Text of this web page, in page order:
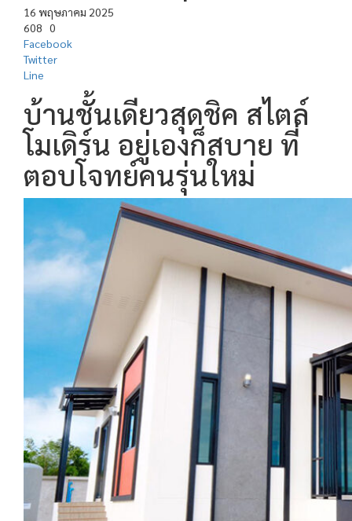
16 พฤษภาคม 2025
608 0
Facebook
Twitter
Line
บ้านชั้นเดียวสุดชิค สไตล์
โมเดิร์น อยู่เองก็สบาย ที่
ตอบโจทย์คนรุ่นใหม่